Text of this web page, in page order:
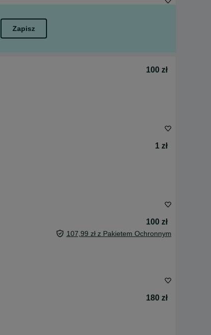
Zapisz
100 zł
1 zł
100 zł
107,99 zł z Pakietem Ochronnym
180 zł